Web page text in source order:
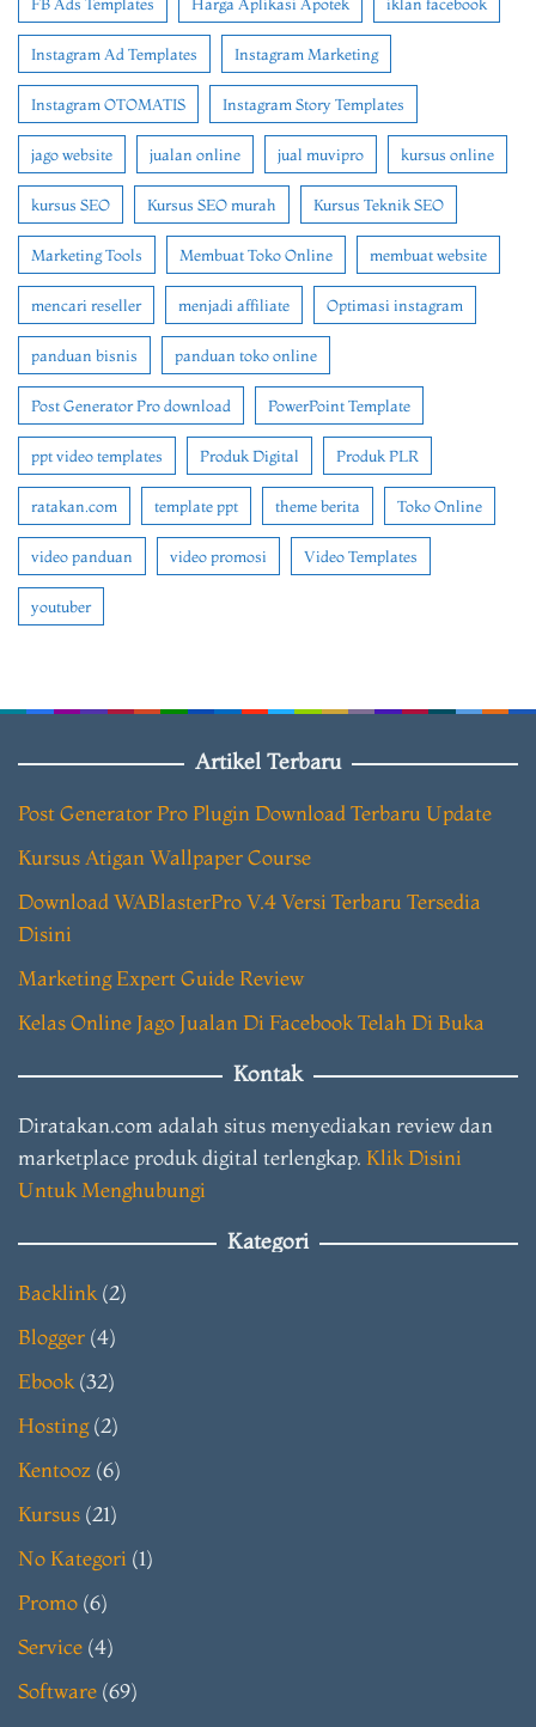
FB Ads Templates Harga Aplikasi Apotek iklan facebook
Instagram Ad Templates Instagram Marketing
Instagram OTOMATIS Instagram Story Templates
jago website jualan online jual muvipro kursus online
kursus SEO Kursus SEO murah Kursus Teknik SEO
Marketing Tools Membuat Toko Online membuat website
mencari reseller menjadi affiliate Optimasi instagram
panduan bisnis panduan toko online
Post Generator Pro download PowerPoint Template
ppt video templates Produk Digital Produk PLR
ratakan.com template ppt theme berita Toko Online
video panduan video promosi Video Templates
youtuber
Artikel Terbaru
Post Generator Pro Plugin Download Terbaru Update
Kursus Atigan Wallpaper Course
Download WABlasterPro V.4 Versi Terbaru Tersedia
Disini
Marketing Expert Guide Review
Kelas Online Jago Jualan Di Facebook Telah Di Buka
Kontak
Diratakan.com adalah situs menyediakan review dan
marketplace produk digital terlengkap. Klik Disini
Untuk Menghubungi
Kategori
Backlink(2)
Blogger (4)
Ebook(32)
Hosting(2)
Kentooz (6)
Kursus (21)
No Kategori (1)
Promo (6)
Service (4)
Software (69)